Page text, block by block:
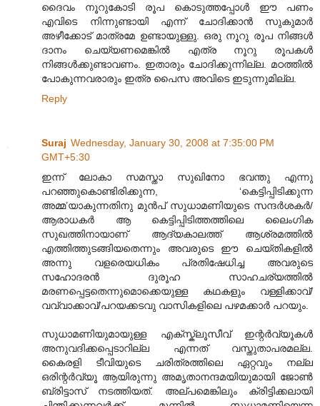
ദൈവം നൂറുകോടി രൂപ കൊടുത്തപ്പോള്‍ ഈ പണം
എവിടെ നിന്നുണ്ടായി എന്ന് ചോദിക്കാന്‍ സുകുമാര്‍
അഴീക്കോട്‌ മാത്രമേ ഉണ്ടായുള്ളു. ഒരു നൂറു രൂപ നിങ്ങള്‍
ദാനം ചെയ്യണമെങ്കില്‍ എത്ര നൂറു രൂപകള്‍
നിങ്ങള്‍ക്കുണ്ടാവണം. ഇതാരും ചോദിക്കുന്നില്ല. മഠത്തില്‍
പോകുന്നവരാരും ഇത്ര പൈസ അവിടെ ഇടുന്നുമില്ല.
Reply
Suraj Wednesday, January 30, 2008 at 7:35:00 PM
GMT+5:30
ഇന്ന് ലോകാ സമസ്താ സുഖിനോ ഭവന്തു എന്നു
പറഞ്ഞുകൊണ്ടിരിക്കുന്ന, ‘കെട്ടിപ്പിടിക്കുന്ന
അമ്മ’യാകുന്നതിനു മുന്‍പ് സുധാമണിയുടെ സന്ദര്‍ശകര്‍/
ആരാധകര്‍ ആ കെട്ടിപ്പിടിത്തത്തിലെ ലൈംഗിക
സുഖത്തിനായാണ് ആദ്യകാലത്ത് ആശ്രമത്തില്‍
എത്തിത്തുടങ്ങിയതെന്നും അവരുടെ ഈ ചെയ്തികളില്‍
അന്നു വളരെയധികം പ്രതിഷേധിച്ച അവരുടെ
സഹോദരന്‍ ദുരൂഹ സാഹചര്യത്തില്‍
മരണപ്പെട്ടതെന്നുമൊക്കെയുള്ള കഥകളും വള്ളിക്കാവ്/
വവ്വാക്കാവ്/പറയക്കടവു വാസികളിലെ പഴമക്കാര്‍ പറയും.
സുധാമണിയുമായുള്ള എക്സ്ക്ലൂസീവ് ഇന്റര്‍വ്യൂകള്‍
അനുവദിക്കപ്പെടാറില്ല എന്നത് വസ്തുതാപരമല്ല.
കൈരളി ടീവിയുടെ ചരിത്രത്തിലെ ഏറ്റവും നല്ല
ഒരിന്റര്‍വ്യൂ ആയിരുന്നു അമൃതാനന്ദമയിയുമായി ജോണ്‍
ബ്രിട്ടാസ് നടത്തിയത്. അല്പമെങ്കിലും ക്രിട്ടിക്കലായി